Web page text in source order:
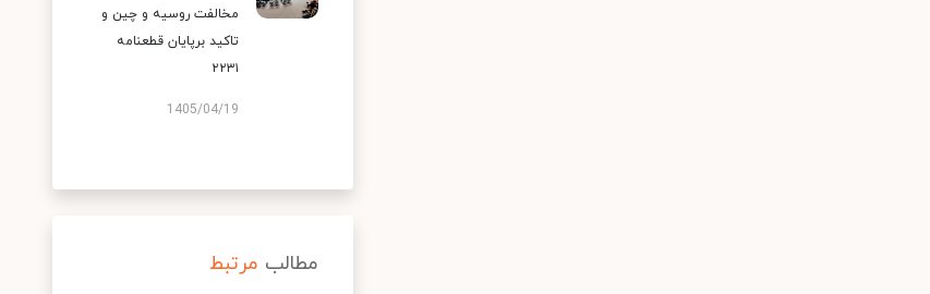
مخالفت روسیه و چین و
تاکید برپایان قطعنامه
۲۲۳۱
1405/04/19
مطالب مرتبط